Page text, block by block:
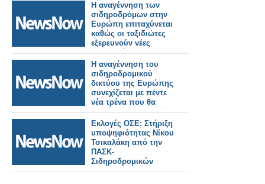
Η αναγέννηση των
σιδηροδρόμων στην
Ευρώπη επιταχύνεται
καθώς οι ταξιδιώτες
εξερευνούν νέες
διαδρομές και
τοποθεσίες
Η αναγέννηση του
σιδηροδρομικού
δικτύου της Ευρώπης
συνεχίζεται με πέντε
νέα τρένα που θα
τεθούν σε λειτουργία
το 2026
Εκλογές ΟΣΕ: Στήριξη
υποψηφιότητας Νίκου
Τσικαλάκη από την
ΠΑΣΚ-
Σιδηροδρομικών